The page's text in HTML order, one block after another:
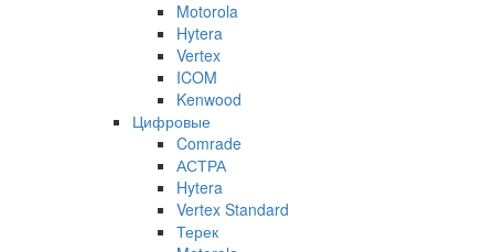
Motorola
Hytera
Vertex
ICOM
Kenwood
Цифровые
Comrade
АСТРА
Hytera
Vertex Standard
Терек